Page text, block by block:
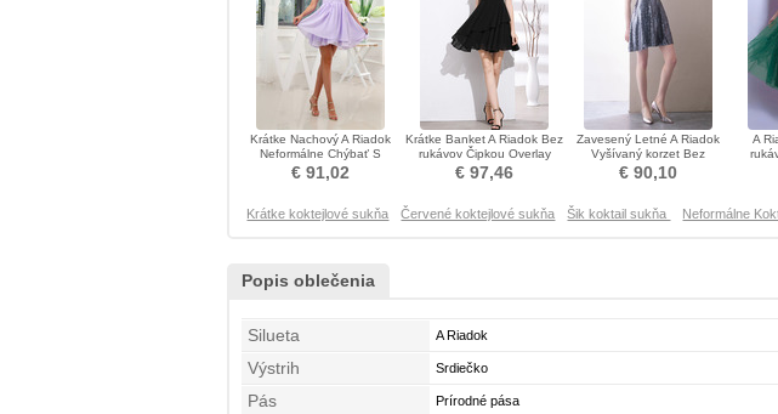
Krátke Nachový A Riadok
Neformálne Chýbať S
hlbokým výstrihom
Koktejlové šaty
€ 91,02
Krátke Banket A Riadok Bez
rukávov Čipkou Overlay
Cocktail obleko
€ 97,46
Zavesený Letné A Riadok
Vyšívaný korzet Bez
rukávov Koktejlové šaty
€ 90,10
A
Krátke koktejlové sukňa Červené koktejlové sukňa Šik koktail sukňa Neformálne
Popis oblečenia
Silueta A Riadok
Výstrih Srdiečko
Pás Prírodné pása